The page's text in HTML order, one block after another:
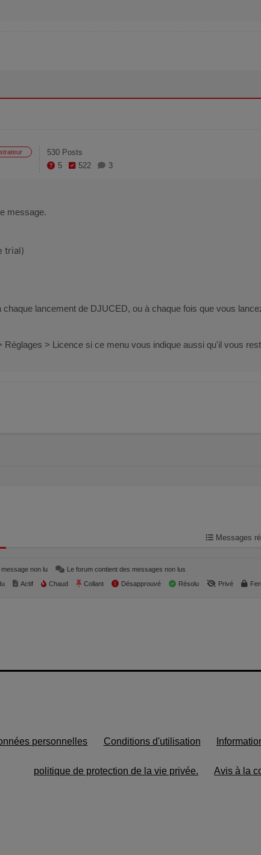
530 Posts
5
522 3
message.
trial)
lancement de DJUCED, ou à chaque fois que vous
> Licence si ce menu vous indique aussi qu'il vous
Messages
non lu
Le forum contient des messages non lus
Actif Chaud Collant Désapprouvé Résolu Privé
personnelles Conditions d'utilisation
politique de protection de la vie privée. Avis à la